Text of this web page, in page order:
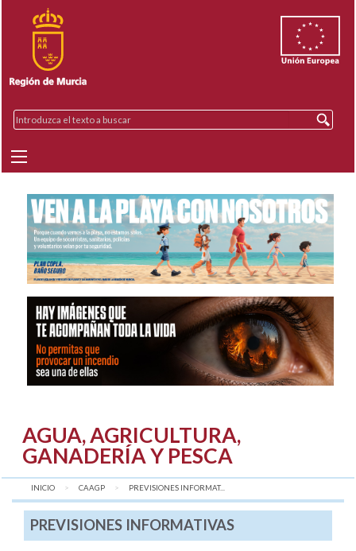
AGUA, AGRICULTURA,
GANADERÍA Y PESCA
INICIO CAAGP AQUÍ:
PREVISIONES INFORMAT...
PREVISIONES INFORMATIVAS